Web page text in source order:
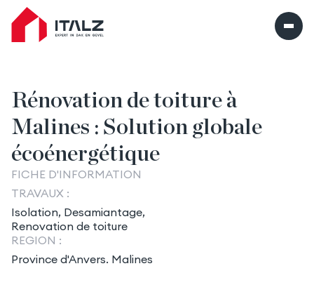
Italz home
Rénovation de toiture à
Malines : Solution globale
écoénergétique
FICHE D'INFORMATION
TRAVAUX :
Isolation, Desamiantage,
Renovation de toiture
REGION :
Province d'Anvers. Malines